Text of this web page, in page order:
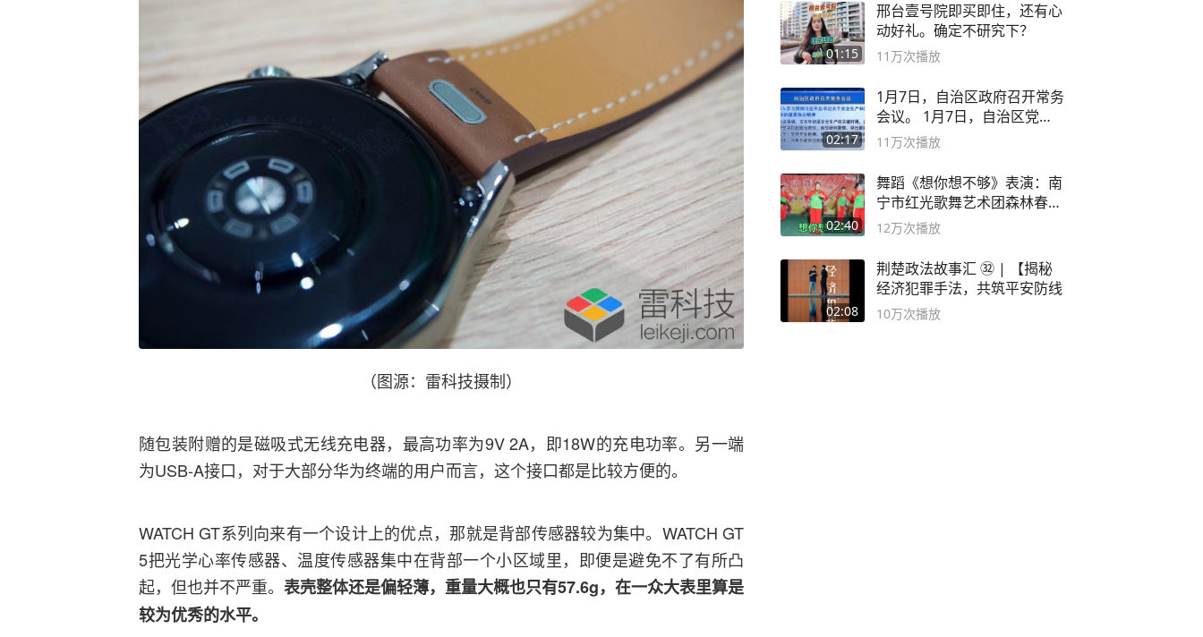
（图源：雷科技摄制）
随包装附赠的是磁吸式无线充电器，最高功率为9V 2A，即18W的充电功率。另一端
为USB-A接口，对于大部分华为终端的用户而言，这个接口都是比较方便的。
WATCH GT系列向来有一个设计上的优点，那就是背部传感器较为集中。WATCH GT
5把光学心率传感器、温度传感器集中在背部一个小区域里，即便是避免不了有所凸
起，但也并不严重。 表壳整体还是偏轻薄，重量大概也只有57.6g，在一众大表里算是
较为优秀的水平。
01:15
邢台壹号院即买即住，还有心
动好礼。确定不研究下？
11万次播放
02:17
1月7日，自治区政府召开常务
会议。 1月7日，自治区党委
副书记
11万次播放
02:40
舞蹈《想你想不够》表演：南
宁市红光歌舞艺术团森林春红
舞蹈队。
12万次播放
02:08
荆楚政法故事汇 ㉜ | 【揭秘
经济犯罪手法，共筑平安防线
10万次播放